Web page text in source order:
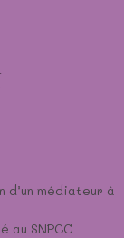
d’un médiateur à
au SNPCC